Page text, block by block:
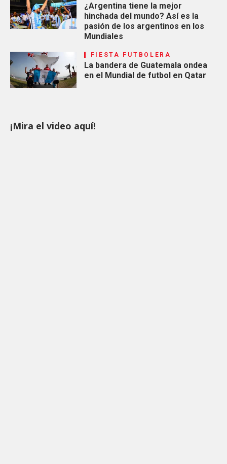
¿Argentina tiene la mejor
hinchada del mundo? Así es la
pasión de los argentinos en los
Mundiales
FIESTA FUTBOLERA
La bandera de Guatemala ondea
en el Mundial de futbol en Qatar
¡Mira el video aquí!